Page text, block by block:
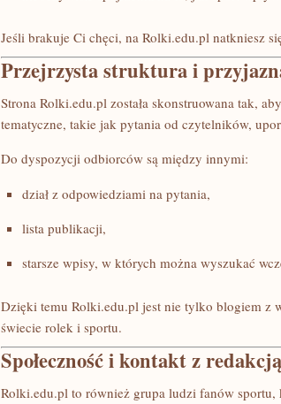
Jeśli brakuje Ci chęci, na Rolki.edu.pl natkniesz
Przejrzysta struktura i
Strona Rolki.edu.pl została skonstruowana tak,
tematyczne, takie jak pytania od czytelników,
Do dyspozycji odbiorców są między innymi:
dział z odpowiedziami na pytania,
lista publikacji,
starsze wpisy, w których można wyszukać
Dzięki temu Rolki.edu.pl jest nie tylko blogiem z
świecie rolek i sportu.
Społeczność i kontakt z redakcją
Rolki.edu.pl to również grupa ludzi fanów